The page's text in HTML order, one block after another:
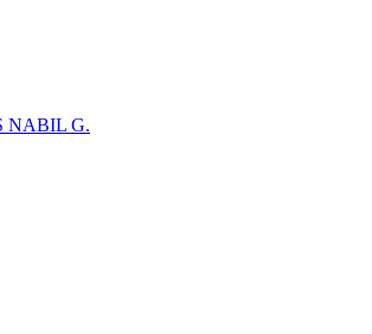
NABIL G.